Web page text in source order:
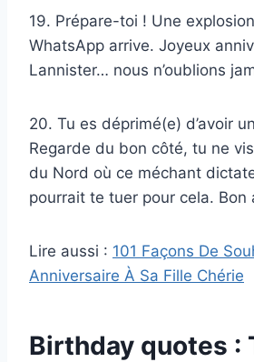
19. Prépare-toi ! Une
WhatsApp arrive. Joyeux
Lannister… nous n’oublions
20. Tu es déprimé(e) d’avoir
Regarde du bon côté, tu ne
du Nord où ce méchant
pourrait te tuer pour cela. Bon
Lire aussi : 101 Façons De
Anniversaire À Sa Fille Chérie
Birthday quotes :